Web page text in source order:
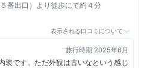
番出口）より徒歩にて約４分
表示される口コミについて
旅行時期 2025年6月
装です。ただ外観は古いなという感じ